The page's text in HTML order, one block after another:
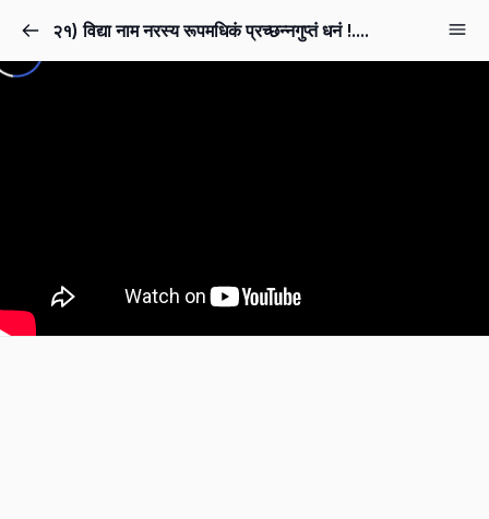
२१) विद्या नाम नरस्य रूपमधिकं प्रच्छन्नगुप्तं धनं !....